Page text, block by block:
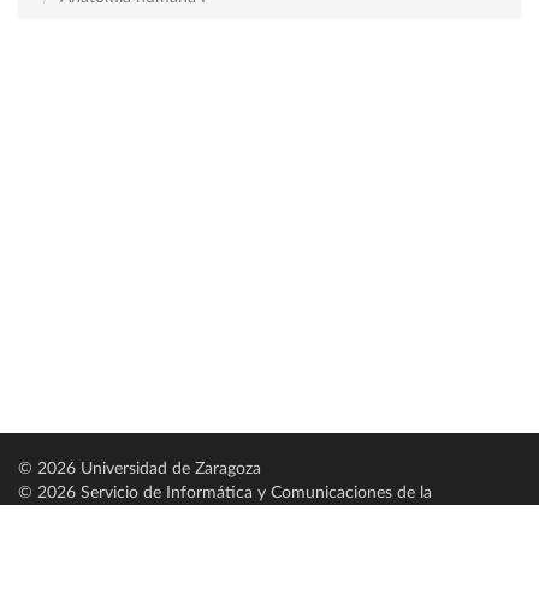
© 2026 Universidad de Zaragoza
© 2026 Servicio de Informática y Comunicaciones de la